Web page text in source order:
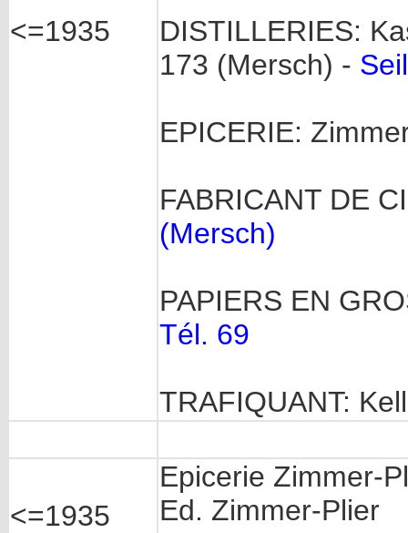
<=1935
DISTILLERIES:
173 (Mersch) -
EPICERIE:
FABRICANT DE
(Mersch)
PAPIERS EN
Tél. 69
TRAFIQUANT:
<=1935
Epicerie Zimmer-
Ed. Zimmer-Plier